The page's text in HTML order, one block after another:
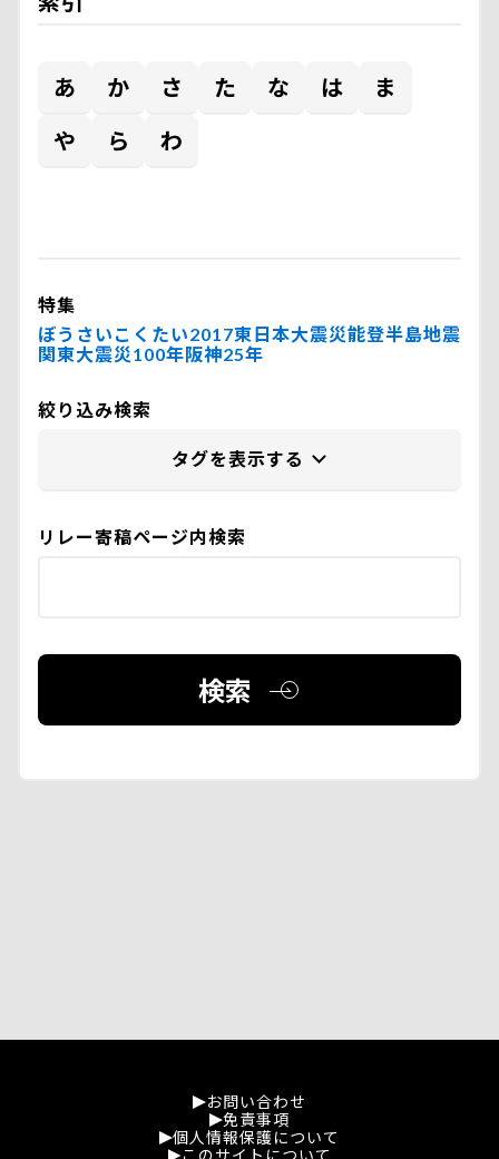
あ か さ た な は
ま
や
ら わ
特集
ぼうさいこくたい2017東日本大震災能登半島地震
関東大震災100年阪神25年
絞り込み検索
リレー寄稿ページ内検索
検索
お問い合わせ
免責事項
個人情報保護について
このサイトについて